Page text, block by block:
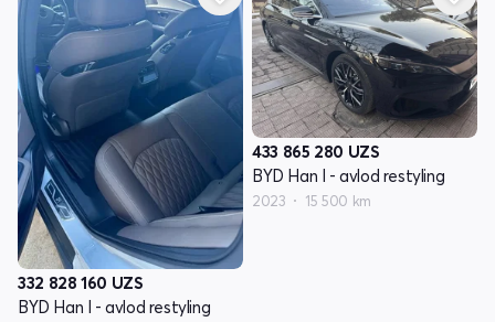
332 828 160 UZS
BYD Han I - avlod restyling
433 865 280 UZS
BYD Han I - avlod restyling
2023 15 500 km